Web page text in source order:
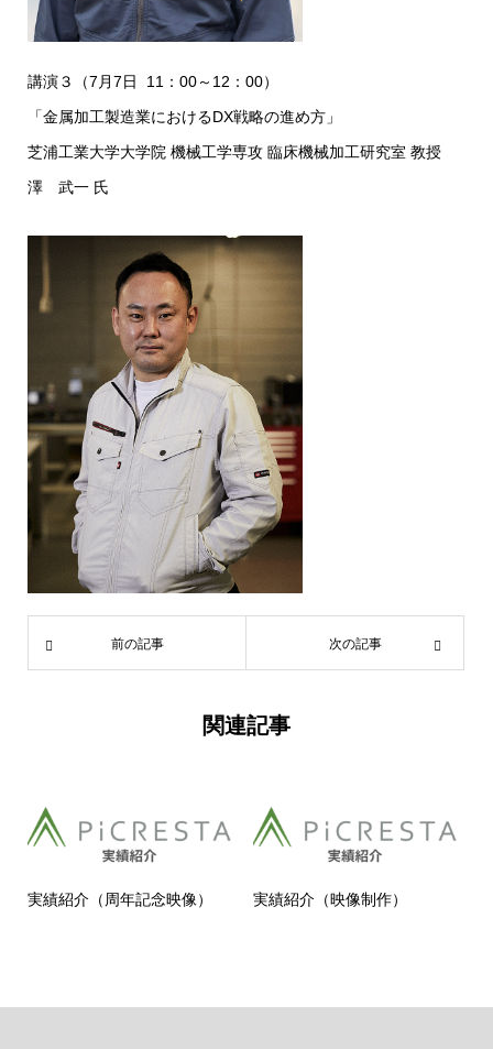
講演３（7月7日 11：00～12：00）
「金属加工製造業におけるDX戦略の進め方」
芝浦工業大学大学院 機械工学専攻 臨床機械加工研究室 教授
澤 武一 氏
前の記事 次の記事
関連記事
実績紹介（周年記念映像） 実績紹介（映像制作）